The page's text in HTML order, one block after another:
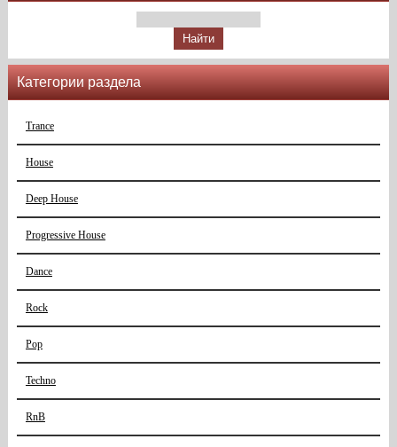
Категории раздела
Trance
House
Deep House
Progressive House
Dance
Rock
Pop
Techno
RnB